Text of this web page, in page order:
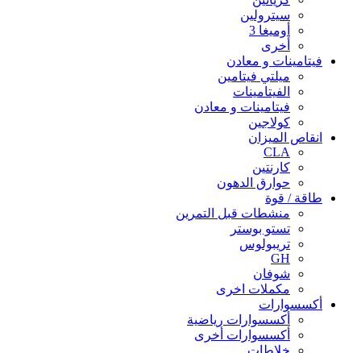
سيترولين
أوميغا 3
أخرى
فيتامينات و معادن
ميلتي فيتامين
الفيتامينات
فيتامينات و معادن
كولاجين
انقاص الميزان
CLA
كارنتين
حوارق الدهون
طاقة / قوة
منشطات قبل التمرين
تستو بوستر
تريبولوس
GH
شوفان
مكملات اخرى
أكسسوارات
أكسسوارات رياضية
أكسسوارات أخرى